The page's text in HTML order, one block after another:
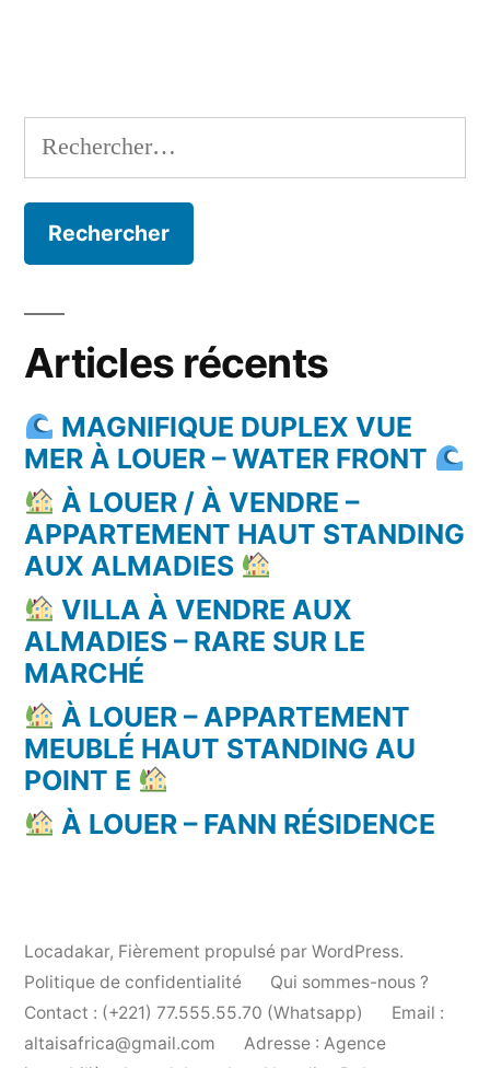
Rechercher :
Articles récents
MAGNIFIQUE DUPLEX VUE
MER À LOUER – WATER FRONT
À LOUER / À VENDRE –
APPARTEMENT HAUT STANDING
AUX ALMADIES
VILLA À VENDRE AUX
ALMADIES – RARE SUR LE
MARCHÉ
À LOUER – APPARTEMENT
MEUBLÉ HAUT STANDING AU
POINT E
À LOUER – FANN RÉSIDENCE
Locadakar, Fièrement propulsé par WordPress.
Politique de confidentialité
Qui sommes-nous ?
Contact : (+221) 77.555.55.70 (Whatsapp)
Email :
altaisafrica@gmail.com
Adresse : Agence